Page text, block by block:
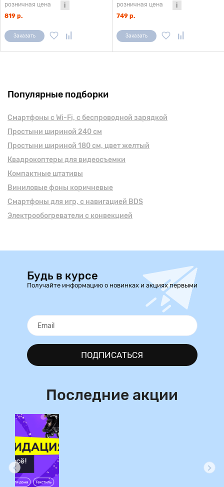
розничная цена
819 р.
Заказать
розничная цена
749 р.
Заказать
Популярные подборки
Смартфоны с Wi-Fi, с беспроводной зарядкой
Простыни шириной 240 см
Простыни шириной 180 см, цвет желтый
Квадрокоптеры для видеосъемки
Компактные штативы
Виниловые фоны коричневые
Смартфоны для игр, с навигацией BDS
Электрообогреватели с конвекцией
Будь в курсе
Получайте информацию о новинках и акциях первыми
ПОДПИСАТЬСЯ
Последние акции